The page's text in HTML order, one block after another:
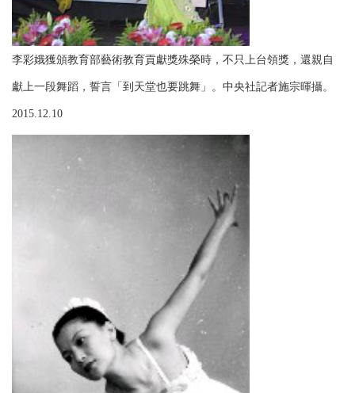
李彩娥獲頒教育部藝術教育貢獻獎殊榮時，不只上台領獎，還親自
獻上一段舞蹈，誓言「到天堂也要跳舞」。中央社記者施宗暉攝。
2015.12.10